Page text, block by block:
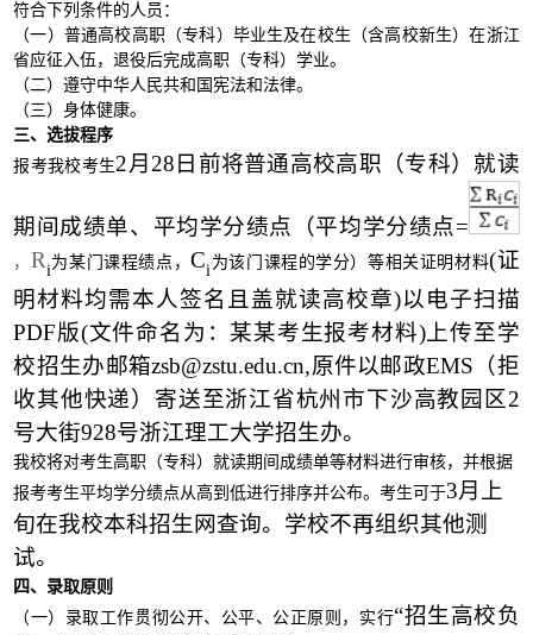
符合下列条件的人员：
（一）普通高校高职（专科）毕业生及在校生（含高校新生）在浙江
省应征入伍，退役后完成高职（专科）学业。
（二）遵守中华人民共和国宪法和法律。
（三）身体健康。
三、选拔程序
报考我校考生2月28日前将普通高校高职（专科）就读
期间成绩单、平均学分绩点（平均学分绩点=
， Ri为某门课程绩点，Ci为该门课程的学分）等相关证明材料(证
明材料均需本人签名且盖就读高校章)以电子扫描
PDF版(文件命名为：某某考生报考材料)上传至学
校招生办邮箱zsb@zstu.edu.cn,原件以邮政EMS（拒
收其他快递）寄送至浙江省杭州市下沙高教园区2
号大街928号浙江理工大学招生办。
我校将对考生高职（专科）就读期间成绩单等材料进行审核，并根据
报考考生平均学分绩点从高到低进行排序并公布。考生可于3月上
旬在我校本科招生网查询。学校不再组织其他测
试。
四、录取原则
（一）录取工作贯彻公开、公平、公正原则，实行“招生高校负